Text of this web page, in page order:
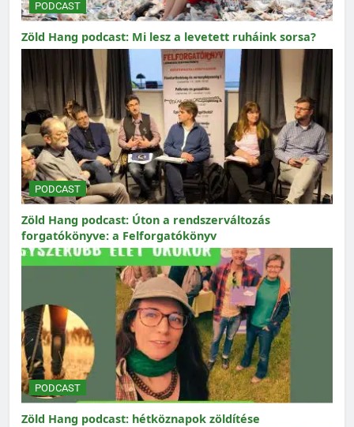
PODCAST
Zöld Hang podcast: Mi lesz a levetett ruháink sorsa?
PODCAST
Zöld Hang podcast: Úton a rendszerváltozás
forgatókönyve: a Felforgatókönyv
PODCAST
Zöld Hang podcast: hétköznapok zöldítése